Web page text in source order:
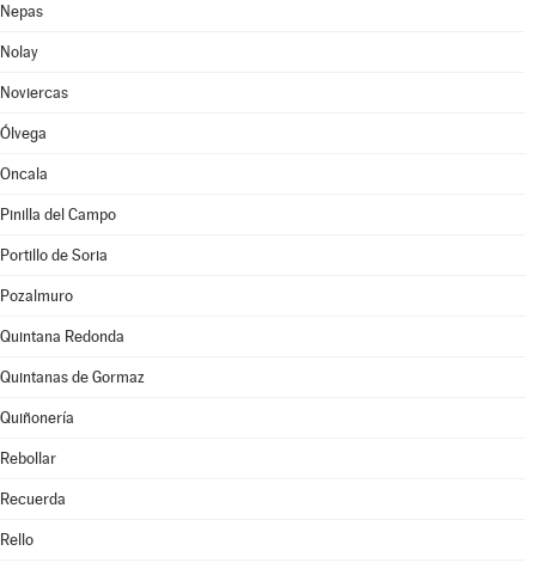
Nepas
Nolay
Noviercas
Ólvega
Oncala
Pinilla del Campo
Portillo de Soria
Pozalmuro
Quintana Redonda
Quintanas de Gormaz
Quiñonería
Rebollar
Recuerda
Rello